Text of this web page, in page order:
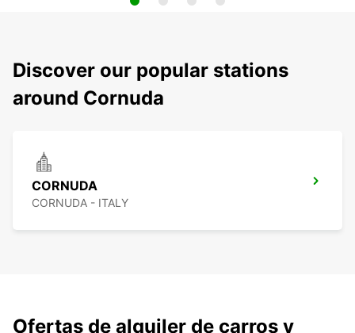
Discover our popular stations
around Cornuda
CORNUDA
CORNUDA - ITALY
Ofertas de alquiler de carros y